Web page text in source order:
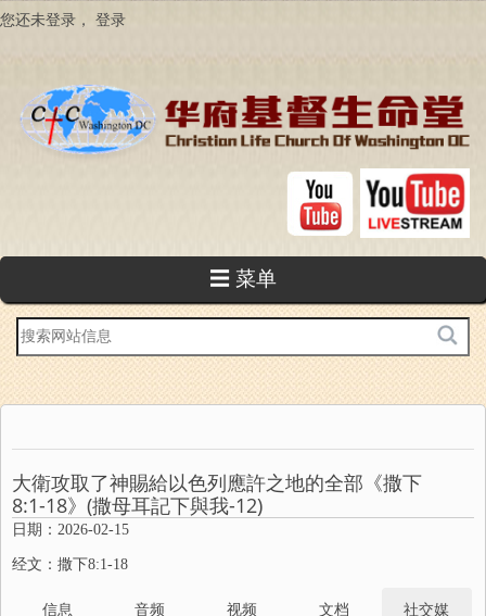
跳
您还未登录， 登录
☰ 菜单
站
内
搜
索
大衛攻取了神賜給以色列應許之地的全部《撒下
8:1-18》(撒母耳記下與我-12)
日期：2026-02-15
经文：撒下8:1-18
信息 音频 视频 文档
社交媒